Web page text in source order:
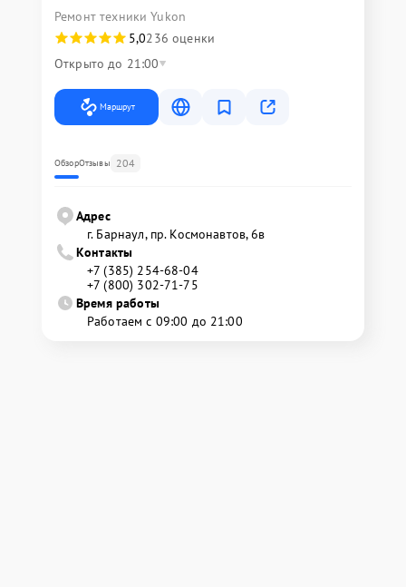
Ремонт техники Yukon
5,0236 оценки
Открыто до 21:00
Маршрут
ОбзорОтзывы 204
Адрес
г. Барнаул, ​пр. Космонавтов, 6в
Контакты
+7 (385) 254-68-04
+7 (800) 302-71-75
Время работы
Работаем с 09:00 до 21:00